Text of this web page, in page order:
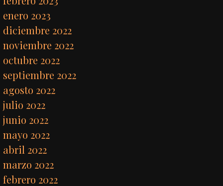
enero 2023
diciembre 2022
noviembre 2022
octubre 2022
septiembre 2022
agosto 2022
julio 2022
junio 2022
mayo 2022
abril 2022
marzo 2022
febrero 2022